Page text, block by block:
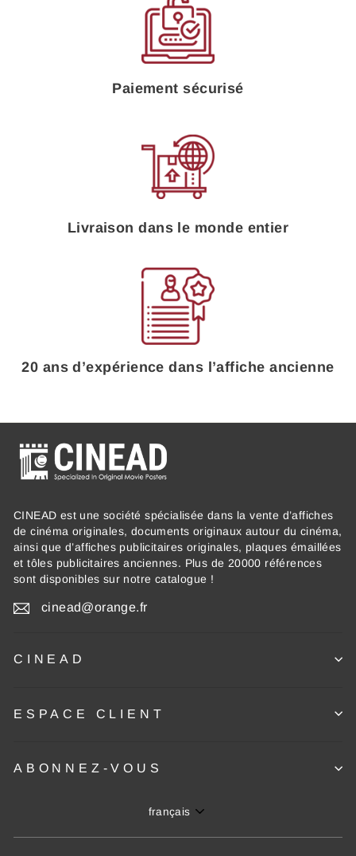
Paiement sécurisé
Livraison dans le monde entier
20 ans d’expérience dans l’affiche ancienne
CINEAD est une société spécialisée dans la vente d’affiches
de cinéma originales, documents originaux autour du cinéma,
ainsi que d’affiches publicitaires originales, plaques émaillées
et tôles publicitaires anciennes. Plus de 20000 références
sont disponibles sur notre catalogue !
cinead@orange.fr
CINEAD
ESPACE CLIENT
ABONNEZ-VOUS
Langue
français